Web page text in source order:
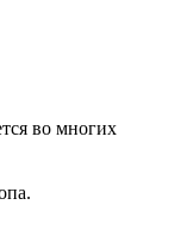
во многих